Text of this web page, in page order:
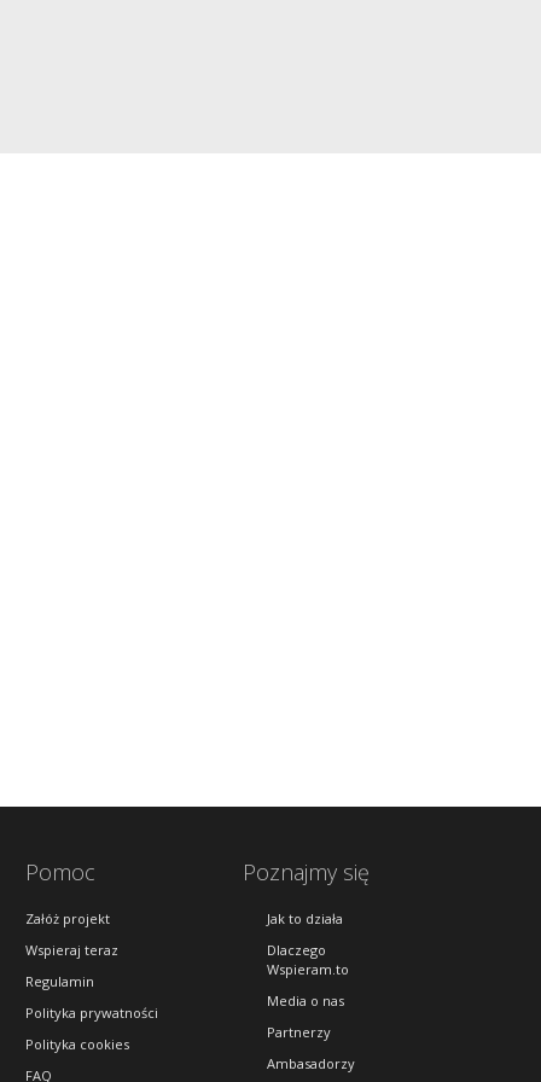
Pomoc
Załóż projekt
Wspieraj teraz
Regulamin
Polityka prywatności
Polityka cookies
FAQ
Poznajmy się
Jak to działa
Dlaczego
Wspieram.to
Media o nas
Partnerzy
Ambasadorzy